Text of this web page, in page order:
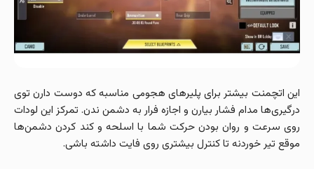
این اتچمنت بیشتر برای پلیرهای هجومی مناسبه که دوست دارن توی
درگیری‌ها مدام فشار بیارن و اجازه فرار به دشمن ندن. تمرکز این لودات
روی سرعت و روان بودن حرکت شما با اسلحه و کند کردن دشمن‌ها
موقع تیر خوردنه تا کنترل بیشتری روی فایت داشته باشی.